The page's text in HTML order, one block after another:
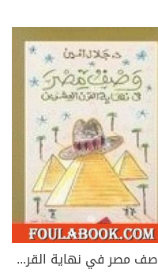
وصف مصر في نهاية القرن العشرين